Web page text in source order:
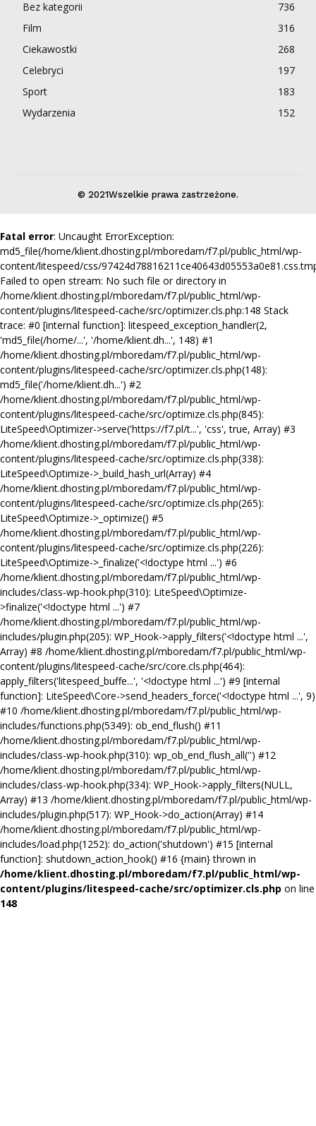
Bez kategorii
736
Film
316
Ciekawostki
268
Celebryci
197
Sport
183
Wydarzenia
152
© 2021Wszelkie prawa zastrzeżone.
Fatal error: Uncaught ErrorException:
md5_file(/home/klient.dhosting.pl/mboredam/f7.pl/public_html/wp-
content/litespeed/css/
Failed to open stream: No such file or directory in
/home/klient.dhosting.pl/mboredam/f7.pl/public_html/wp-
content/plugins/litespeed-cache/src/optimizer.cls.php:148 Stack
trace: #0 [internal function]: litespeed_exception_handler(2,
'md5_file(/home/...', '/home/klient.dh...', 148) #1
/home/klient.dhosting.pl/mboredam/f7.pl/public_html/wp-
content/plugins/litespeed-cache/src/optimizer.cls.php(148):
md5_file('/home/klient.dh...') #2
/home/klient.dhosting.pl/mboredam/f7.pl/public_html/wp-
content/plugins/litespeed-cache/src/optimize.cls.php(845):
LiteSpeed\Optimizer->serve('https://f7.pl/t...', 'css', true, Array) #3
/home/klient.dhosting.pl/mboredam/f7.pl/public_html/wp-
content/plugins/litespeed-cache/src/optimize.cls.php(338):
LiteSpeed\Optimize->_build_hash_url(Array) #4
/home/klient.dhosting.pl/mboredam/f7.pl/public_html/wp-
content/plugins/litespeed-cache/src/optimize.cls.php(265):
LiteSpeed\Optimize->_optimize() #5
/home/klient.dhosting.pl/mboredam/f7.pl/public_html/wp-
content/plugins/litespeed-cache/src/optimize.cls.php(226):
LiteSpeed\Optimize->_finalize('<!doctype html ...') #6
/home/klient.dhosting.pl/mboredam/f7.pl/public_html/wp-
includes/class-wp-hook.php(310): LiteSpeed\Optimize-
>finalize('<!doctype html ...') #7
/home/klient.dhosting.pl/mboredam/f7.pl/public_html/wp-
includes/plugin.php(205): WP_Hook->apply_filters('<!doctype html ...',
Array) #8 /home/klient.dhosting.pl/mboredam/f7.pl/public_html/wp-
content/plugins/litespeed-cache/src/core.cls.php(464):
apply_filters('litespeed_buffe...', '<!doctype html ...') #9 [internal
function]: LiteSpeed\Core->send_headers_force('<!doctype html ...', 9)
#10 /home/klient.dhosting.pl/mboredam/f7.pl/public_html/wp-
includes/functions.php(5349): ob_end_flush() #11
/home/klient.dhosting.pl/mboredam/f7.pl/public_html/wp-
includes/class-wp-hook.php(310): wp_ob_end_flush_all('') #12
/home/klient.dhosting.pl/mboredam/f7.pl/public_html/wp-
includes/class-wp-hook.php(334): WP_Hook->apply_filters(NULL,
Array) #13 /home/klient.dhosting.pl/mboredam/f7.pl/public_html/wp-
includes/plugin.php(517): WP_Hook->do_action(Array) #14
/home/klient.dhosting.pl/mboredam/f7.pl/public_html/wp-
includes/load.php(1252): do_action('shutdown') #15 [internal
function]: shutdown_action_hook() #16 {main} thrown in
/home/klient.dhosting.pl/mboredam/f7.pl/public_html/wp-
content/plugins/litespeed-cache/src/optimizer.cls.php on line
148